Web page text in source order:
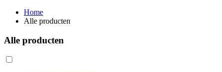
Home
Alle producten
Alle producten